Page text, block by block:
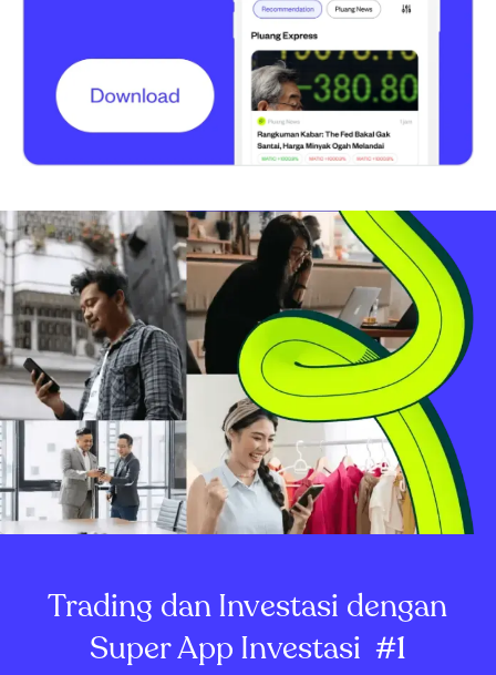
Trading dan Investasi dengan
Super App Investasi #1